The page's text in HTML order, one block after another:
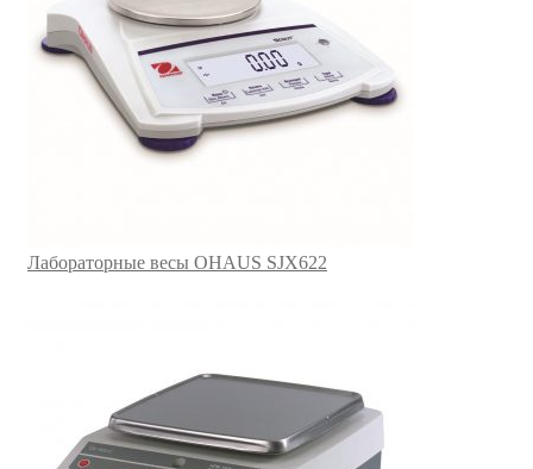
Лабораторные весы OHAUS SJX622